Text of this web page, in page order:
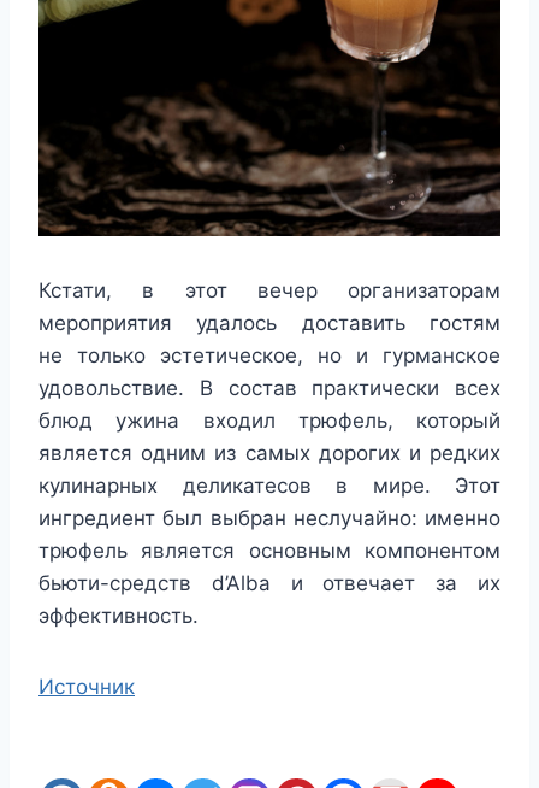
Кстати, в этот вечер организаторам
мероприятия удалось доставить гостям
не только эстетическое, но и гурманское
удовольствие. В состав практически всех
блюд ужина входил трюфель, который
является одним из самых дорогих и редких
кулинарных деликатесов в мире. Этот
ингредиент был выбран неслучайно: именно
трюфель является основным компонентом
бьюти-средств d’Alba и отвечает за их
эффективность.
Источник